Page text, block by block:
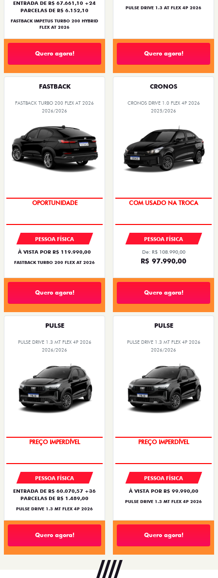
ENTRADA DE R$ 67.661,10 +24
PARCELAS DE R$ 6.152,10
FASTBACK IMPETUS TURBO 200 HYBRID
FLEX AT 2026
Quero agora!
PULSE DRIVE 1.3 AT FLEX 4P 2026
Quero agora!
FASTBACK
FASTBACK TURBO 200 FLEX AT 2026
2026/2026
OPORTUNIDADE
PESSOA FÍSICA
À VISTA POR R$ 119.990,00
FASTBACK TURBO 200 FLEX AT 2026
Quero agora!
CRONOS
CRONOS DRIVE 1.0 FLEX 4P 2026
2025/2026
PESSOA FÍSICA
De: R$ 108.990,00
R$ 97.990,00
Quero agora!
PULSE
PULSE DRIVE 1.3 MT FLEX 4P 2026
2026/2026
PESSOA FÍSICA
ENTRADA DE R$ 60.070,57 +36
PARCELAS DE R$ 1.489,00
PULSE DRIVE 1.3 MT FLEX 4P 2026
Quero agora!
PULSE
PULSE DRIVE 1.3 MT FLEX 4P 2026
2026/2026
PESSOA FÍSICA
À VISTA POR R$ 99.990,00
PULSE DRIVE 1.3 MT FLEX 4P 2026
Quero agora!